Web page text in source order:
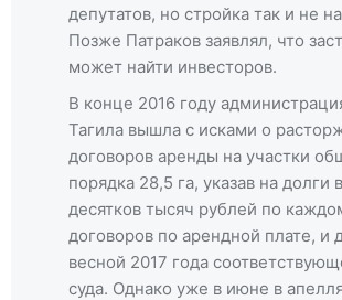
депутатов, но стройка так и не
Позже Патраков заявлял, что
может найти инвесторов.
В конце 2016 году
Тагила вышла с исками о
договоров аренды на участки
порядка 28,5 га, указав на долги
десятков тысяч рублей по
договоров по арендной плате, и
весной 2017 года
суда. Однако уже в июне в